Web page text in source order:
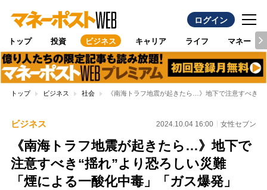
ログイン
トップ 投資 ビジネス キャリア ライフ マネー
トップ ビジネス 社会 《南海トラフ地震が起きたら…》地下で注意すべき
ビジネス 2024.10.04 16:00 女性セブン
《南海トラフ地震が起きたら…》地下で
注意すべき“揺れ”より恐ろしい災難
「煙による一酸化中毒」「ガス爆発」